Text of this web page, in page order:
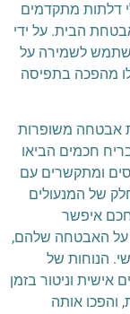
דלתות מתקדמים
הבית. על ידי
לשמירה על
מהפכה בתפיסה
אבטחה משופרות
חכמים הביאו
ומתקשרים עם
של המנעולים
איפשר
על האבטחה שלהם,
הנוחות של
וניטור בזמן
והפכו אותה